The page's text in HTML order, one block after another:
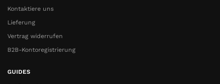
Kontaktiere uns
Lieferung
Vertrag widerrufen
B2B-Kontoregistrierung
GUIDES